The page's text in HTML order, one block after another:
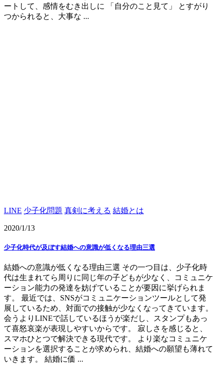
ートして、感情をむき出しに 「自分のこと見て」 とすがり
つかられると、大事な ...
LINE 少子化問題 真剣に考える 結婚とは
2020/1/13
少子化時代が及ぼす結婚への意識が低くなる理由三選
結婚への意識が低くなる理由三選 その一つ目は、少子化時
代は生まれてら周りに同じ年の子どもが少なく、コミュニケ
ーション能力の発達を妨げていることが要因に挙げられま
す。 最近では、SNSがコミュニケーションツールとして発
展しているため、対面での接触が少なくなってきています。
会うよりLINEで話しているほうが楽だし、スタンプもあっ
て喜怒哀楽が表現しやすいからです。 寂しさを感じると、
スマホひとつで解決できる現代です。 より楽なコミュニケ
ーションを選択することが求められ、結婚への願望も薄れて
いきます。 結婚に価 ...